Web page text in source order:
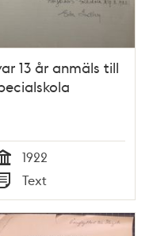
13 år anmäls till
1922
Text